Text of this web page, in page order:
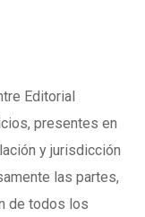
Editorial
presentes en
y jurisdicción
las partes,
de todos los